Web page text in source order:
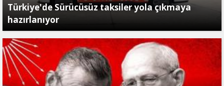
Türkiye'de Sürücüsüz taksiler yola çıkmaya
hazırlanıyor